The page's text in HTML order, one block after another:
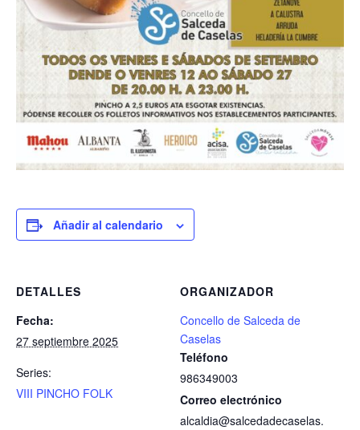
Añadir al calendario
DETALLES
Fecha:
27 septiembre 2025
Series:
VIII PINCHO FOLK
ORGANIZADOR
Concello de Salceda de
Caselas
Teléfono
986349003
Correo electrónico
alcaldia@salcedadecaselas.